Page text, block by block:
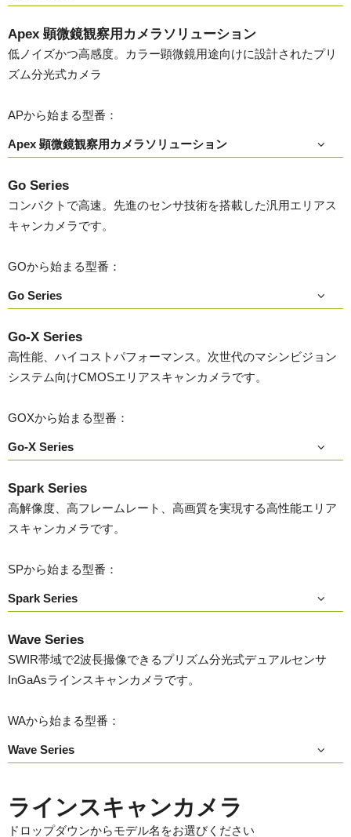
Apex 顕微鏡観察用カメラソリューション
低ノイズかつ高感度。カラー顕微鏡用途向けに設計されたプリ
ズム分光式カメラ
APから始まる型番：
Apex 顕微鏡観察用カメラソリューション
Go Series
コンパクトで高速。先進のセンサ技術を搭載した汎用エリアス
キャンカメラです。
GOから始まる型番：
Go Series
Go-X Series
高性能、ハイコストパフォーマンス。次世代のマシンビジョン
システム向けCMOSエリアスキャンカメラです。
GOXから始まる型番：
Go-X Series
Spark Series
高解像度、高フレームレート、高画質を実現する高性能エリア
スキャンカメラです。
SPから始まる型番：
Spark Series
Wave Series
SWIR帯域で2波長撮像できるプリズム分光式デュアルセンサ
InGaAsラインスキャンカメラです。
WAから始まる型番：
Wave Series
ラインスキャンカメラ
ドロップダウンからモデル名をお選びください